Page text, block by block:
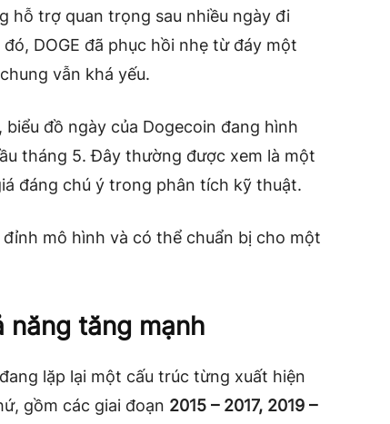
hỗ trợ quan trọng sau nhiều ngày đi
đó, DOGE đã phục hồi nhẹ từ đáy một
vẫn khá yếu.
biểu đồ ngày của Dogecoin đang hình
tháng 5. Đây thường được xem là một
đáng chú ý trong phân tích kỹ thuật.
mô hình và có thể chuẩn bị cho một
tăng mạnh
lặp lại một cấu trúc từng xuất hiện
gồm các giai đoạn 2015 – 2017, 2019 –